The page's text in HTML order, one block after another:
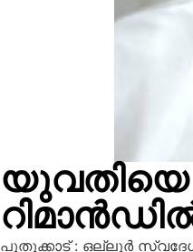
യുവതിയെ
പുതുക്കാട് : ഒല്ലൂർ